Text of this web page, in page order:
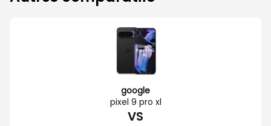
google
pixel 9 pro xl
VS